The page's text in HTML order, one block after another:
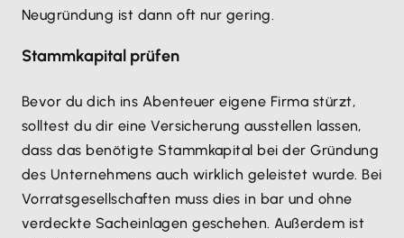
Neugründung ist dann oft nur gering.
Stammkapital prüfen
Bevor du dich ins Abenteuer eigene Firma stürzt,
solltest du dir eine Versicherung ausstellen lassen,
dass das benötigte Stammkapital bei der Gründung
des Unternehmens auch wirklich geleistet wurde. Bei
Vorratsgesellschaften muss dies in bar und ohne
verdeckte Sacheinlagen geschehen. Außerdem ist